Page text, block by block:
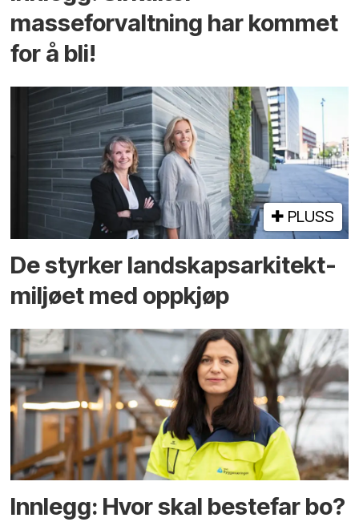
masseforvaltning har kommet
for å bli!
PLUSS
De styrker landskaps­arkitekt­
miljøet med oppkjøp
Innlegg: Hvor skal bestefar bo?